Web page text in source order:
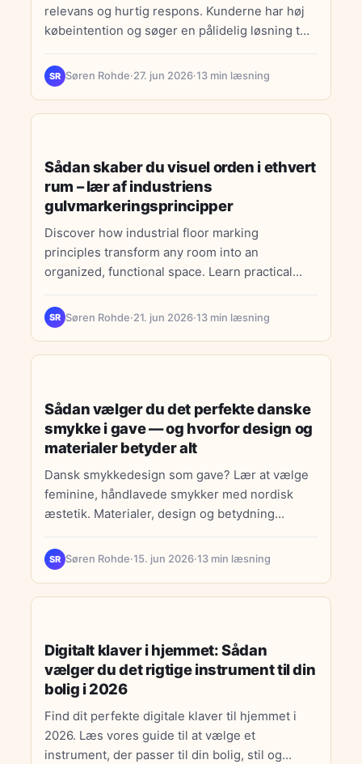
relevans og hurtig respons. Kunderne har høj
købeintention og søger en pålidelig løsning tæt
SR Søren Rohde·27. jun 2026·13 min læsning
Sådan skaber du visuel orden i ethvert
rum – lær af industriens
gulvmarkeringsprincipper
Discover how industrial floor marking
principles transform any room into an
organized, functional space. Learn practical
warehouse and logistics design for your home.
SR Søren Rohde·21. jun 2026·13 min læsning
Sådan vælger du det perfekte danske
smykke i gave — og hvorfor design og
materialer betyder alt
Dansk smykkedesign som gave? Lær at vælge
feminine, håndlavede smykker med nordisk
æstetik. Materialer, design og betydning
SR Søren Rohde·15. jun 2026·13 min læsning
Digitalt klaver i hjemmet: Sådan
vælger du det rigtige instrument til din
bolig i 2026
Find dit perfekte digitale klaver til hjemmet i
2026. Læs vores guide til at vælge et
instrument, der passer til din bolig, stil og